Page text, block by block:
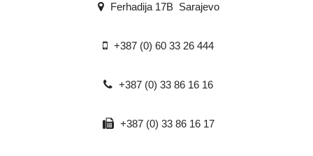
Ferhadija 17B Sarajevo
+387 (0) 60 33 26 444
+387 (0) 33 86 16 16
+387 (0) 33 86 16 17